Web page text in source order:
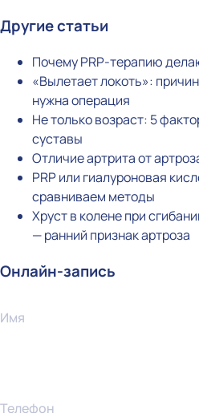
Другие статьи
Почему PRP-терапию
«Вылетает локоть»:
нужна операция
Не только возраст: 5
суставы
Отличие артрита от
PRP или гиалуроновая
сравниваем методы
Хруст в колене при
— ранний признак артроза
Онлайн-запись
Имя
Телефон